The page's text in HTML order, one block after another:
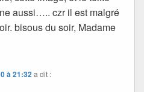
aussi….. czr il est malgré
bisous du soir, Madame
à 21:32a dit :